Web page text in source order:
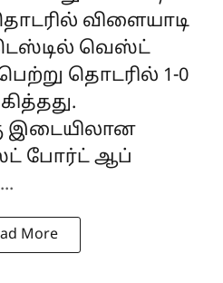
விளையாடி
டெஸ்டில் வெஸ்ட்
தொடரில் 1-0
இடையிலான
போர்ட் ஆப்
More